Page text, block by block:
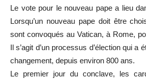
Le vote pour le nouveau pape a lieu
Lorsqu’un nouveau pape doit être
sont convoqués au Vatican, à Rome,
Il s’agit d’un processus d’élection qui a
changement, depuis environ 800 ans.
Le premier jour du conclave, les